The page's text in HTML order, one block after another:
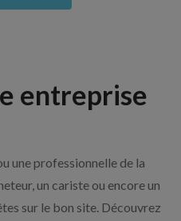
entreprise
une professionnelle de la
un cariste ou encore un
sur le bon site. Découvrez